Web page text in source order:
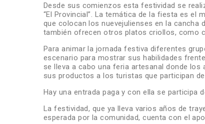
Desde sus comienzos esta festividad se
“El Provincial”. La temática de la fiesta es el
que colocan los nuevejulienses en la
también ofrecen otros platos criollos, como
Para animar la jornada festiva diferentes
escenario para mostrar sus habilidades
se lleva a cabo una feria artesanal donde
sus productos a los turistas que participan
Hay una entrada paga y con ella se participa
La festividad, que ya lleva varios años de
esperada por la comunidad, cuenta con el